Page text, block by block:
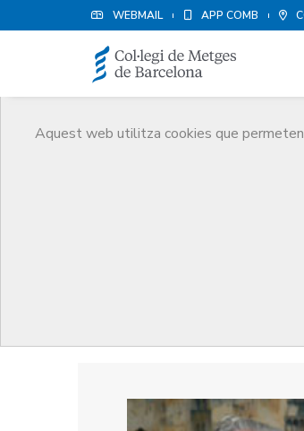
WEBMAIL APP COMB
Aquest web utilitza cookies que